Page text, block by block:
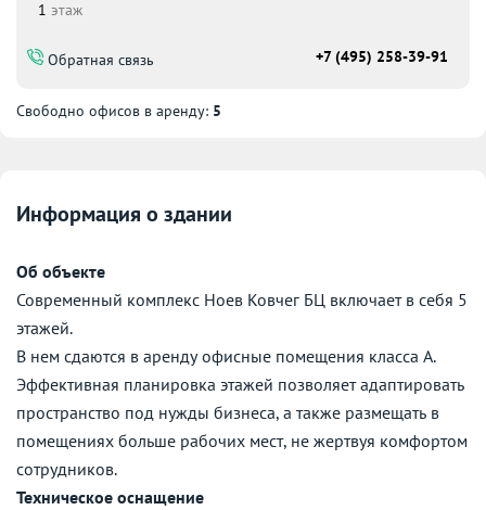
1 этаж
Обратная связь +7 (495) 258-39-91
Свободно офисов в аренду: 5
Информация о здании
Об объекте
Современный комплекс Ноев Ковчег БЦ включает в себя 5
этажей.
В нем сдаются в аренду офисные помещения класса А.
Эффективная планировка этажей позволяет адаптировать
пространство под нужды бизнеса, а также размещать в
помещениях больше рабочих мест, не жертвуя комфортом
сотрудников.
Техническое оснащение